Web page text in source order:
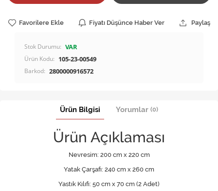
Favorilere Ekle Fiyatı Düşünce Haber Ver Paylaş
Stok Durumu: VAR
Ürün Kodu: 105-23-00549
Barkod: 2800000916572
Ürün Bilgisi Yorumlar (0)
Ürün Açıklaması
Nevresim: 200 cm x 220 cm
Yatak Çarşafı: 240 cm x 260 cm
Yastık Kılıfı: 50 cm x 70 cm (2 Adet)